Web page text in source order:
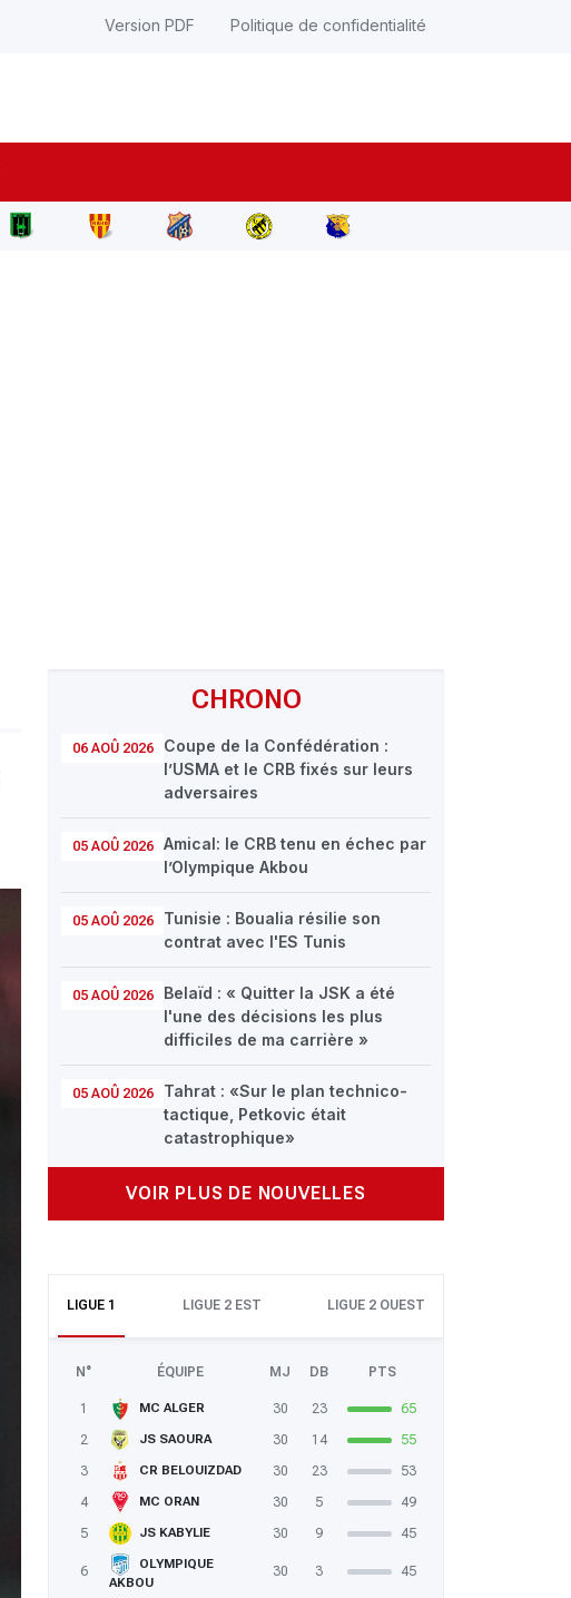
Version PDF Politique de confidentialité
CHRONO
06 AOÛ 2026
Coupe de la Confédération :
l’USMA et le CRB fixés sur leurs
adversaires
05 AOÛ 2026
Amical: le CRB tenu en échec par
l’Olympique Akbou
05 AOÛ 2026
Tunisie : Boualia résilie son
contrat avec l'ES Tunis
05 AOÛ 2026
Belaïd : « Quitter la JSK a été
l'une des décisions les plus
difficiles de ma carrière »
05 AOÛ 2026
Tahrat : «Sur le plan technico-
tactique, Petkovic était
catastrophique»
VOIR PLUS DE NOUVELLES
LIGUE 1 LIGUE 2 EST LIGUE 2 OUEST
N° ÉQUIPE MJ DB PTS
1 MC ALGER 30 23
65
2
JS SAOURA 30 14
55
3
CR BELOUIZDAD 30 23
53
4
MC ORAN 30 5
49
5
JS KABYLIE 30 9 45
6
OLYMPIQUE
AKBOU
30 3 45